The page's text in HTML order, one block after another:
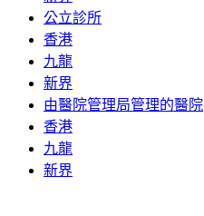
公立診所
香港
九龍
新界
由醫院管理局管理的醫院
香港
九龍
新界